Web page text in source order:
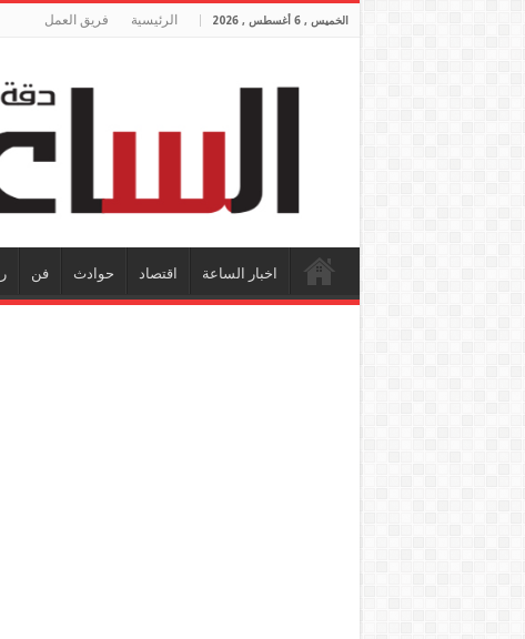
الخميس , 6 أغسطس , 2026 الرئيسية فريق العمل
اخبار الساعة اقتصاد حوادث فن